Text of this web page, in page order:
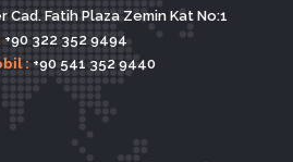
Cad. Fatih Plaza Zemin Kat No:1
+90 322 352 9494
: +90 541 352 9440